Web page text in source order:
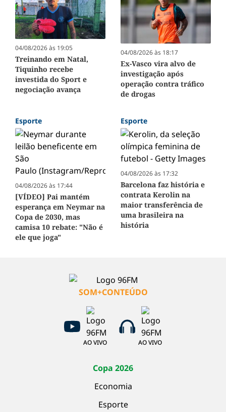
04/08/2026 às 19:05
Treinando em Natal,
Tiquinho recebe
investida do Sport e
negociação avança
04/08/2026 às 18:17
Ex-Vasco vira alvo de
investigação após
operação contra tráfico
de drogas
Esporte
04/08/2026 às 17:44
[VÍDEO] Pai mantém
esperança em Neymar na
Copa de 2030, mas
camisa 10 rebate: "Não é
ele que joga"
Esporte
04/08/2026 às 17:32
Barcelona faz história e
contrata Kerolin na
maior transferência de
uma brasileira na
história
SOM+CONTEÚDO
AO VIVO AO VIVO
Copa 2026
Economia
Esporte